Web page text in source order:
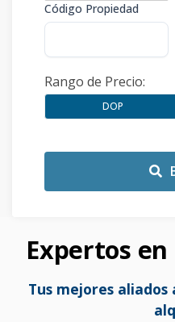
Código Propiedad
Rango de Precio:
DOP
Expertos en
Tus mejores